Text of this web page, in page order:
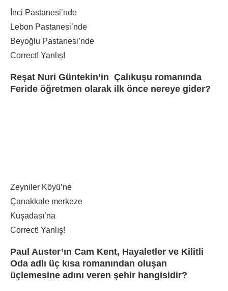
İnci Pastanesi’nde
Lebon Pastanesi’nde
Beyoğlu Pastanesi’nde
Correct! Yanlış!
Reşat Nuri Güntekin’in Çalıkuşu romanında
Feride öğretmen olarak ilk önce nereye gider?
Zeyniler Köyü’ne
Çanakkale merkeze
Kuşadası’na
Correct! Yanlış!
Paul Auster’ın Cam Kent, Hayaletler ve Kilitli
Oda adlı üç kısa romanından oluşan
üçlemesine adını veren şehir hangisidir?